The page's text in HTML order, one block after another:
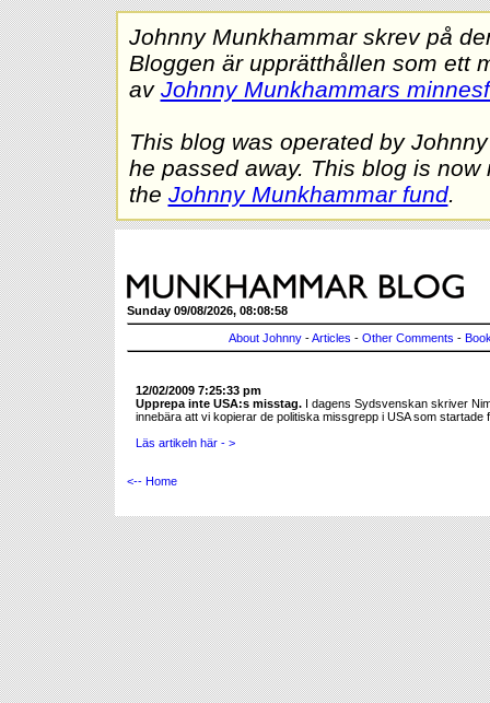
Johnny Munkhammar skrev på
Bloggen är upprätthållen som ett
av Johnny Munkhammars
This blog was operated by
he passed away. This blog is
the Johnny Munkhammar fund.
Sunday 09/08/2026, 08:08:58
About Johnny -Articles - Other Comments -
12/02/2009 7:25:33 pm
Upprepa inte USA:s misstag. I dagens Sydsvenskan skriver
innebära att vi kopierar de politiska missgrepp i USA som startade
Läs artikeln här - >
<-- Home